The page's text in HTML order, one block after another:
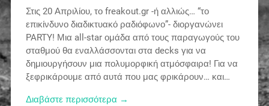
Στις 20 Απριλίου, το freakout.gr -ή αλλιώς… “το
επικίνδυνο διαδικτυακό ραδιόφωνο”- διοργανώνει
PARTY! Μια all-star ομάδα από τους παραγωγούς του
σταθμού θα εναλλάσσονται στα decks για να
δημιουργήσουν μια πολυμορφική ατμόσφαιρα! Για να
ξεφρικάρουμε από αυτά που μας φρικάρουν… και…
Διαβάστε περισσότερα →